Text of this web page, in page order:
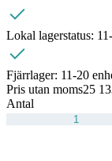
Lokal lagerstatus:
Fjärrlager: 11-20
Pris utan moms25
Antal